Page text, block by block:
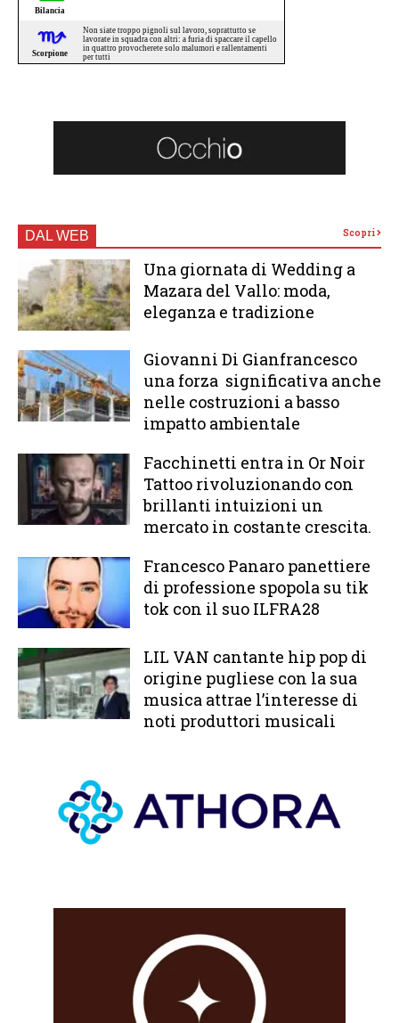
DAL WEB Scopri
Una giornata di Wedding a
Mazara del Vallo: moda,
eleganza e tradizione
Giovanni Di Gianfrancesco
una forza significativa anche
nelle costruzioni a basso
impatto ambientale
Facchinetti entra in Or Noir
Tattoo rivoluzionando con
brillanti intuizioni un
mercato in costante crescita.
Francesco Panaro panettiere
di professione spopola su tik
tok con il suo ILFRA28
LIL VAN cantante hip pop di
origine pugliese con la sua
musica attrae l’interesse di
noti produttori musicali